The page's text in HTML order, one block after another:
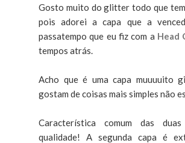
Gosto muito do glitter todo que
pois adorei a capa que a
passatempo que eu fiz com a Head
tempos atrás.
Acho que é uma capa muuuuito
gostam de coisas mais simples não
Característica comum das
qualidade! A segunda capa é